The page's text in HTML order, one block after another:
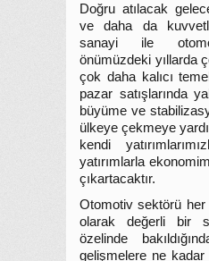
Doğru atılacak
ve daha da
sanayi ile
önümüzdeki yıllarda
çok daha kalıcı
pazar satışlarında
büyüme ve
ülkeye çekmeye
kendi
yatırımlarla
çıkartacaktır.
Otomotiv sektörü
olarak değerli bir
özelinde
gelişmelere ne kadar